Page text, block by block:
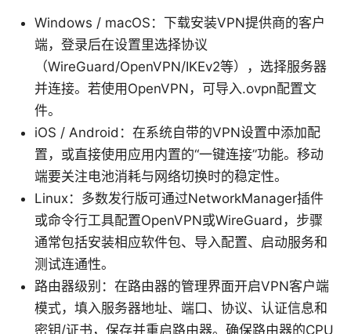
Windows / macOS：下载安装VPN提供商的客户
端，登录后在设置里选择协议
（WireGuard/OpenVPN/IKEv2等），选择服务器
并连接。若使用OpenVPN，可导入.ovpn配置文
件。
iOS / Android：在系统自带的VPN设置中添加配
置，或直接使用应用内置的“一键连接”功能。移动
端要关注电池消耗与网络切换时的稳定性。
Linux：多数发行版可通过NetworkManager插件
或命令行工具配置OpenVPN或WireGuard，步骤
通常包括安装相应软件包、导入配置、启动服务和
测试连通性。
路由器级别：在路由器的管理界面开启VPN客户端
模式，填入服务器地址、端口、协议、认证信息和
密钥/证书，保存并重启路由器。确保路由器的CPU